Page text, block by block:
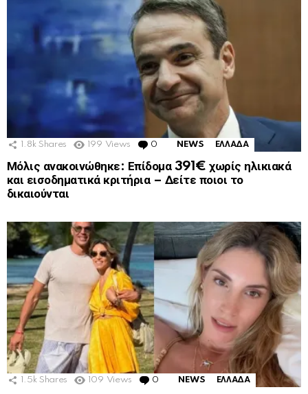
1.8k Shares 199 Views 0 Comments
NEWS ΕΛΛΑΔΑ
Μόλις ανακοινώθηκε: Επίδομα 391€ χωρίς ηλικιακά
και εισοδηματικά κριτήρια – Δείτε ποιοι το
δικαιούνται
1.5k Shares 109 Views 0 Comments
NEWS ΕΛΛΑΔΑ